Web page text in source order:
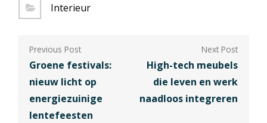
Interieur
Berichtnavigatie
Groene festivals:
nieuw licht op
energiezuinige
lentefeesten
High-tech meubels
die leven en werk
naadloos integreren